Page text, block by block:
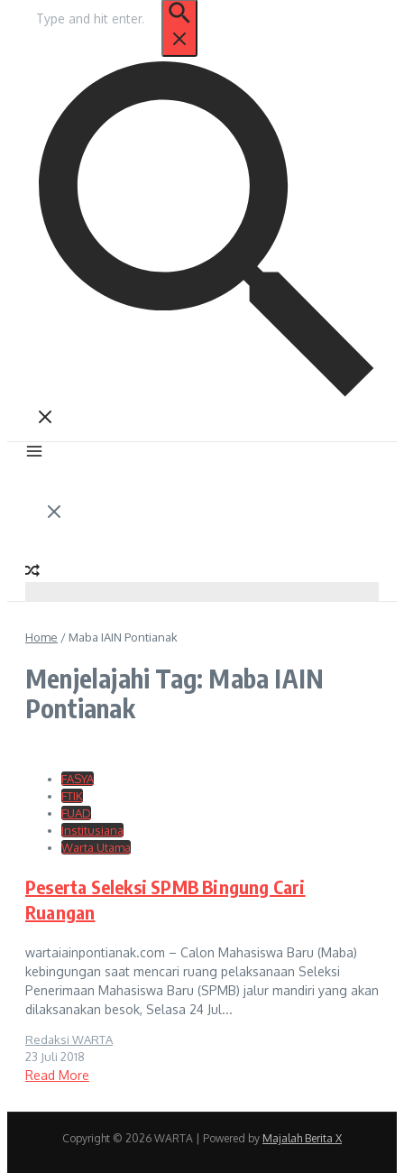
untuk:
Home / Maba IAIN Pontianak
Menjelajahi Tag: Maba IAIN
Pontianak
FASYA
FTIK
FUAD
Institusiana
Warta Utama
Peserta Seleksi SPMB Bingung Cari
Ruangan
wartaiainpontianak.com – Calon Mahasiswa Baru (Maba)
kebingungan saat mencari ruang pelaksanaan Seleksi
Penerimaan Mahasiswa Baru (SPMB) jalur mandiri yang akan
dilaksanakan besok, Selasa 24 Jul...
Redaksi WARTA
23 Juli 2018
Read More
Copyright © 2026 WARTA | Powered by Majalah Berita X